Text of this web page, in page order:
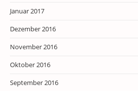
Januar 2017
Dezember 2016
November 2016
Oktober 2016
September 2016